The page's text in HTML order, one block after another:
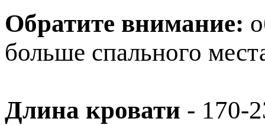
Обратите внимание:
больше спального
Длина кровати - 170-